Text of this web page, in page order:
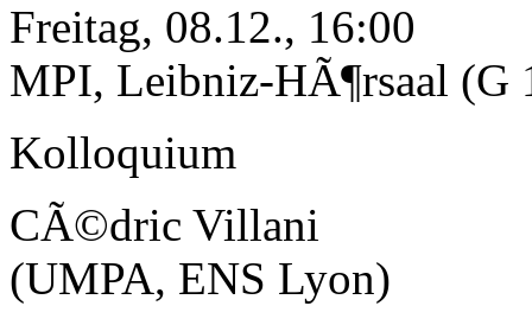
Freitag, 08.12., 16:00
MPI, Leibniz-HÃ¶rsaal (G
Kolloquium
CÃ©dric Villani
(UMPA, ENS Lyon)